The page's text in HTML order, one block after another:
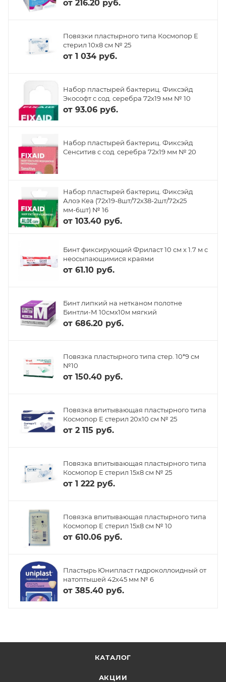
от 216.20 руб.
Повязки пластырного типа Космопор Е
стерил 10х8 см № 25
от 1 034 руб.
Набор пластырей бактериц. Фиксэйд
Экософт с сод. серебра 72х19 мм № 10
от 93.06 руб.
Набор пластырей бактериц. Фиксэйд
Сенситив с сод. серебра 72х19 мм № 20
Набор пластырей бактериц. Фиксэйд
Алоэ Кеа (72х19-8шт/72х38-2шт/72х25
мм-6шт) № 16
от 103.40 руб.
Бинт фиксирующий Фриласт 10 см х 1.7 м с
неосыпающимися краями
от 61.10 руб.
Бинт липкий на нетканом полотне
Бинтли-М 10смх10м мягкий
от 686.20 руб.
Повязка пластырного типа стер. 10*9 см
№10
от 150.40 руб.
Повязка впитывающая пластырного типа
Космопор Е стерил 20х10 см № 25
от 2 115 руб.
Повязка впитывающая пластырного типа
Космопор Е стерил 15х8 см № 25
от 1 222 руб.
Повязка впитывающая пластырного типа
Космопор Е стерил 15х8 см № 10
от 610.06 руб.
Пластырь Юнипласт гидроколлоидный от
натоптышей 42х45 мм № 6
от 385.40 руб.
КАТАЛОГ
АКЦИИ